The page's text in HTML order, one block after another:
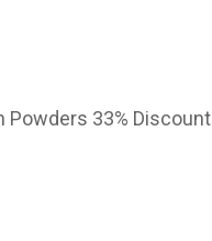
Powders 33% Discount